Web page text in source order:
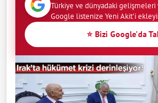
Türkiye ve dünyadaki gelişmeleri
Google listenize Yeni Akit'i
⭐ Bizi Google'da